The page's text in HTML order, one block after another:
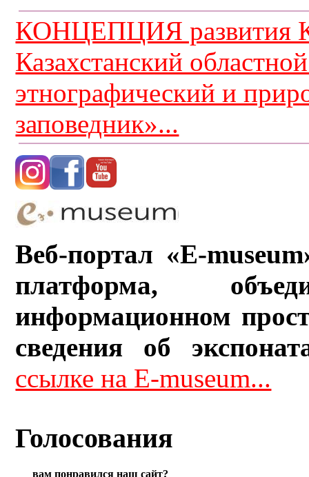
КОНЦЕПЦИЯ развития
Казахстанский
этнографический и
заповедник»...
Веб-портал «E-
платформа,
информационном
сведения об
ссылке на E-museum...
Голосования
вам понравился наш сайт?